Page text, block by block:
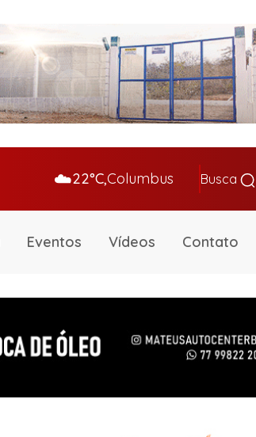
☁️22°C,Columbus Busca
Eventos Vídeos Contato